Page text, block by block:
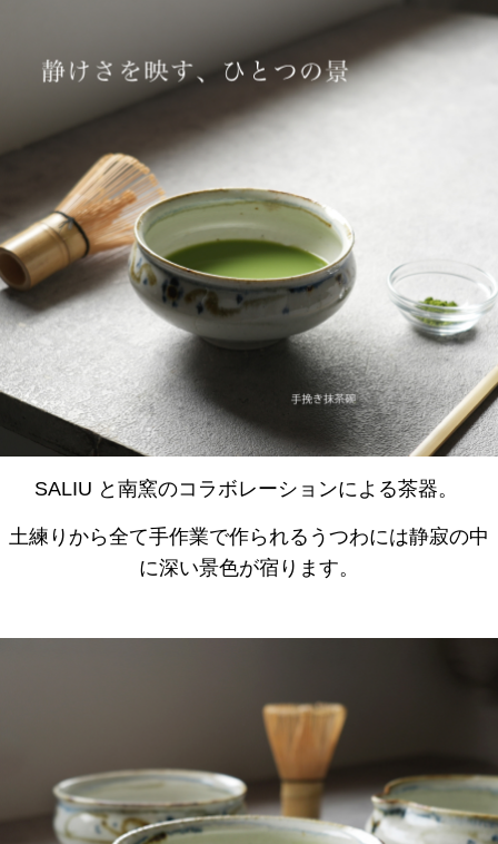
SALIU と南窯のコラボレーションによる茶器。
土練りから全て手作業で作られるうつわには静寂の中
に深い景色が宿ります。